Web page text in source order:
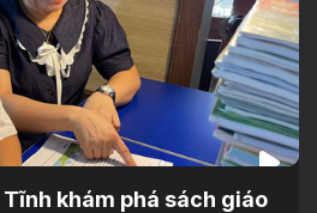
khám phá sách giáo